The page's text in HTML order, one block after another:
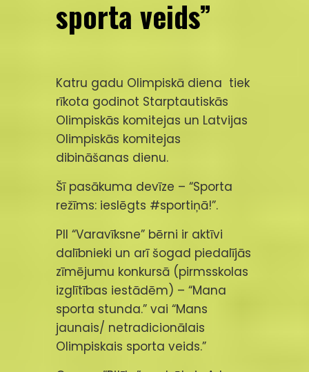
sporta veids”
Katru gadu Olimpiskā diena tiek
rīkota godinot Starptautiskās
Olimpiskās komitejas un Latvijas
Olimpiskās komitejas
dibināšanas dienu.
Šī pasākuma devīze – “Sporta
režīms: ieslēgts #sportiņā!”.
PII “Varavīksne” bērni ir aktīvi
dalībnieki un arī šogad piedalījās
zīmējumu konkursā (pirmsskolas
izglītības iestādēm) – “Mana
sporta stunda.” vai “Mans
jaunais/ netradicionālais
Olimpiskais sporta veids.”